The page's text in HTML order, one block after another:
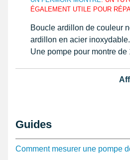
ÉGALEMENT UTILE POUR
Boucle ardillon de couleur
ardillon en acier
Une pompe pour montre de
Attention : la boucle
La Boucle Ardillon Noir 16
perforé, cette boucle
silicone. C'est une boucle
longueur au total. Elle est
Guides
Comment mesurer une pompe